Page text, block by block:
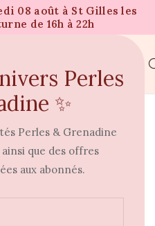
Perles
✨
Perles & Grenadine
que des offres
aux abonnés.
08 août à St Gilles les
de 16h à 22h
par le bijou
porte
virage imprévu.